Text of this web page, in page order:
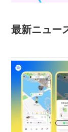
最新ニュー